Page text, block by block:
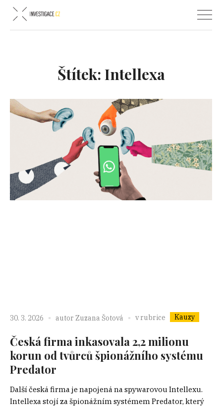
Štítek: Intellexa
30. 3. 2026 autor Zuzana Šotová v rubrice Kauzy
Česká firma inkasovala 2,2 milionu
korun od tvůrců špionážního systému
Predator
Další česká firma je napojená na spywarovou Intellexu.
Intellexa stojí za špionážním systémem Predator, který